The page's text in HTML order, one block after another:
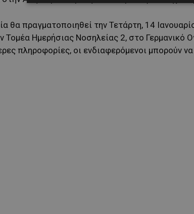
θα πραγματοποιηθεί την Τετάρτη, 14
Τομέα Ημερήσιας Νοσηλείας 2, στο Γερμανικό
πληροφορίες, οι ενδιαφερόμενοι μπορούν